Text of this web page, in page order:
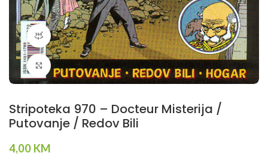
360 product view
Klikni da povečaš
Stripoteka 970 – Docteur Misterija /
Putovanje / Redov Bili
4,00 KM